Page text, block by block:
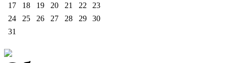
17
18 19 20 21 22
23
24
25 26 27 28 29
30
31